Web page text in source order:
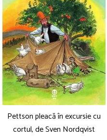
Pettson pleacă în excursie cu
cortul, de Sven Nordqvist